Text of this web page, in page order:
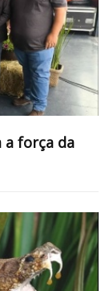
força da